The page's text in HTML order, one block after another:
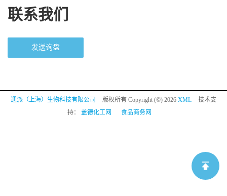
联系我们
发送询盘
通派（上海）生物科技有限公司 版权所有 Copyright (©) 2026 XML
技术支
持： 盖德化工网 食品商务网